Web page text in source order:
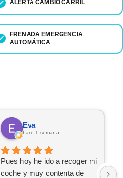
ALERTA CAMBIO CARRIL
FRENADA EMERGENCIA
AUTOMÁTICA
Eva
hace 1 semana
Pues hoy he ido a recoger mi
coche y muy contenta de